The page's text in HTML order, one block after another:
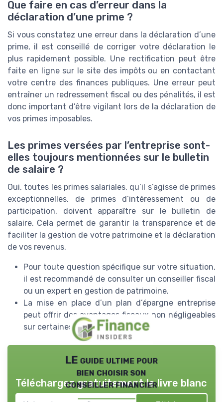
Que faire en cas d’erreur dans la
déclaration d’une prime ?
Si vous constatez une erreur dans la déclaration d’une
prime, il est conseillé de corriger votre déclaration le
plus rapidement possible. Une rectification peut être
faite en ligne sur le site des impôts ou en contactant
votre centre des finances publiques. Une erreur peut
entraîner un redressement fiscal ou des pénalités, il est
donc important d’être vigilant lors de la déclaration de
vos primes imposables.
Les primes versées par l’entreprise sont-
elles toujours mentionnées sur le bulletin
de salaire ?
Oui, toutes les primes salariales, qu’il s’agisse de primes
exceptionnelles, de primes d’intéressement ou de
participation, doivent apparaître sur le bulletin de
salaire. Cela permet de garantir la transparence et de
faciliter la gestion de votre patrimoine et la déclaration
de vos revenus.
Pour toute question spécifique sur votre situation,
il est recommandé de consulter un conseiller fiscal
ou un expert en gestion de patrimoine.
La mise en place d’un plan d’épargne entreprise
peut offrir des avantages fiscaux non négligeables
sur certaines primes.
LE guide ultime pour
bien choisir son
conseiller financier
Téléchargez gratuitement le livre blanc